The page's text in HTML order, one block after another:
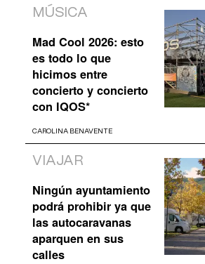
MÚSICA
Mad Cool 2026: esto
es todo lo que
hicimos entre
concierto y concierto
con IQOS*
CAROLINA BENAVENTE
VIAJAR
Ningún ayuntamiento
podrá prohibir ya que
las autocaravanas
aparquen en sus
calles